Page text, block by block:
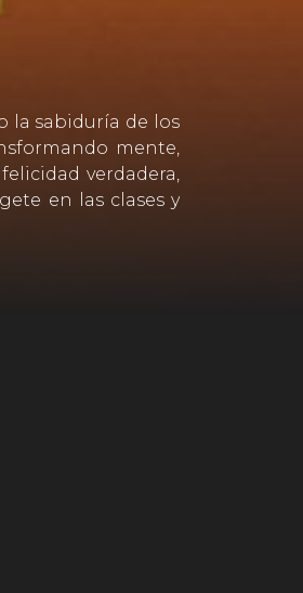
la sabiduría de los
mente,
verdadera,
en las clases y